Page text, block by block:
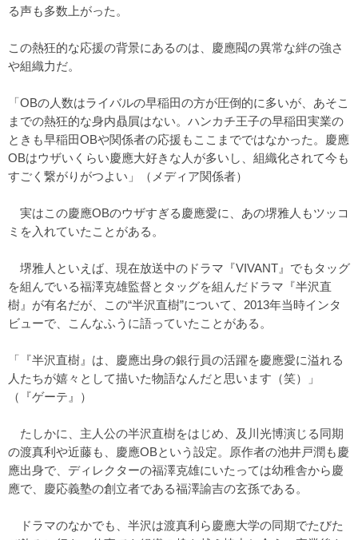
る声も多数上がった。
この熱狂的な応援の背景にあるのは、慶應閥の異常な絆の強さ
や組織力だ。
「OBの人数はライバルの早稲田の方が圧倒的に多いが、あそこ
までの熱狂的な身内贔屓はない。ハンカチ王子の早稲田実業の
ときも早稲田OBや関係者の応援もここまでではなかった。慶應
OBはウザいくらい慶應大好きな人が多いし、組織化されて今も
すごく繋がりがつよい」（メディア関係者）
実はこの慶應OBのウザすぎる慶應愛に、あの堺雅人もツッコ
ミを入れていたことがある。
堺雅人といえば、現在放送中のドラマ『VIVANT』でもタッグ
を組んでいる福澤克雄監督とタッグを組んだドラマ『半沢直
樹』が有名だが、この“半沢直樹”について、2013年当時インタ
ビューで、こんなふうに語っていたことがある。
「『半沢直樹』は、慶應出身の銀行員の活躍を慶應愛に溢れる
人たちが嬉々として描いた物語なんだと思います（笑）」
（『ゲーテ』）
たしかに、主人公の半沢直樹をはじめ、及川光博演じる同期
の渡真利や近藤も、慶應OBという設定。原作者の池井戸潤も慶
應出身で、ディレクターの福澤克雄にいたっては幼稚舎から慶
應で、慶応義塾の創立者である福澤諭吉の玄孫である。
ドラマのなかでも、半沢は渡真利ら慶應大学の同期でたびた